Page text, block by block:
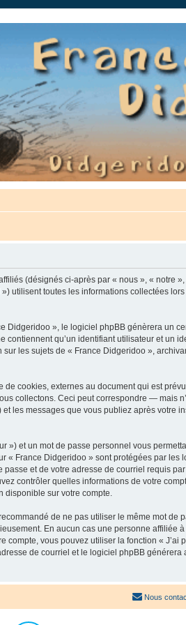
(désignés ci-après par « nous », « notre
utilisent toutes les informations collectées
», le logiciel phpBB génèrera un
qu’un identifiant utilisateur et un
les sujets de « France Didgeridoo »,
cookies, externes au document qui est
collectons. Ceci peut correspondre — mais
les messages que vous publiez après votre
et un mot de passe personnel vous
France Didgeridoo » sont protégées par
et de votre adresse de courriel requis
contrôler quelles informations de votre
sur votre compte.
de ne pas utiliser le même mot de
En aucun cas une personne affiliée
vous pouvez utiliser la fonction «
de courriel et le logiciel phpBB
Nous